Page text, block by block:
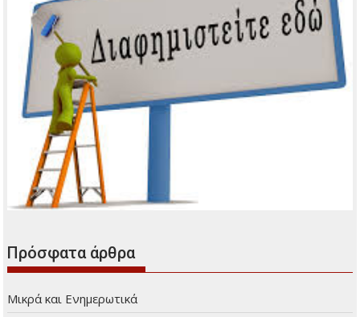
Πρόσφατα άρθρα
Μικρά και Ενημερωτικά